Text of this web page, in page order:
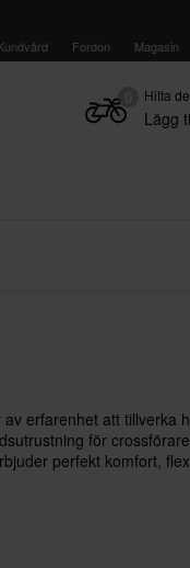
Fordon Magasin
Hitta
Lägg
erfarenhet att tillverka
för
perfekt komfort,